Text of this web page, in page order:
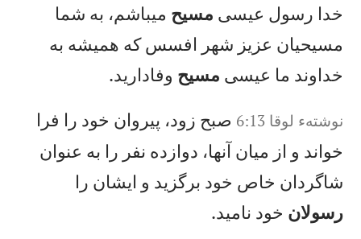
خدا رسول عيسی مسيح میباشم، به شما
مسيحيان عزيز شهر افسس كه هميشه به
خداوند ما عيسی مسيح وفاداريد.
نوشته‌ء لوقا 6:13
صبح زود، پيروان خود را فرا
خواند و از ميان آنها، دوازده نفر را به عنوان
شاگردان خاص خود برگزيد و ايشان را
رسولان خود ناميد.